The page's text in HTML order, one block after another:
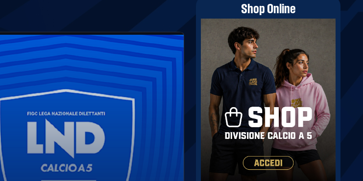
Shop Online